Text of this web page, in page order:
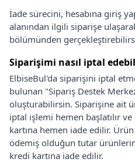
İade sürecini, hesabına giriş
alanından ilgili siparişe
bölümünden
Siparişimi nasıl iptal
ElbiseBul'da siparişini iptal
bulunan "Sipariş Destek
oluşturabilirsin. Siparişine ait
iptal işlemi hemen başlatılır
kartına hemen iade edilir.
ödemiş olduğun tutar
kredi kartına iade edilir.